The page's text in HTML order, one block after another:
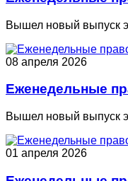
Вышел новый выпуск
08 апреля 2026
Еженедельные
Вышел новый выпуск
01 апреля 2026